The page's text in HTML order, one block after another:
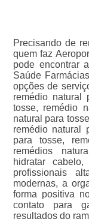
Precisando de
quem faz
pode encontrar
Saúde
opções de
remédio natural
tosse, remédio
natural para
remédio natural
para tosse,
remédios
hidratar
profissionais
modernas, a
forma positiva
contato para
resultados do